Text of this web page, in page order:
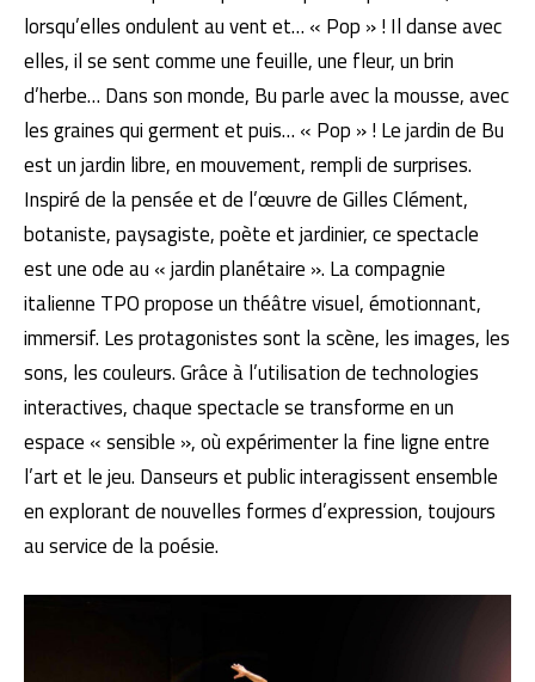
lorsqu’elles ondulent au vent et… « Pop » ! Il danse avec
elles, il se sent comme une feuille, une fleur, un brin
d’herbe… Dans son monde, Bu parle avec la mousse, avec
les graines qui germent et puis… « Pop » ! Le jardin de Bu
est un jardin libre, en mouvement, rempli de surprises.
Inspiré de la pensée et de l’œuvre de Gilles Clément,
botaniste, paysagiste, poète et jardinier, ce spectacle
est une ode au « jardin planétaire ». La compagnie
italienne TPO propose un théâtre visuel, émotionnant,
immersif. Les protagonistes sont la scène, les images, les
sons, les couleurs. Grâce à l’utilisation de technologies
interactives, chaque spectacle se transforme en un
espace « sensible », où expérimenter la fine ligne entre
l’art et le jeu. Danseurs et public interagissent ensemble
en explorant de nouvelles formes d’expression, toujours
au service de la poésie.